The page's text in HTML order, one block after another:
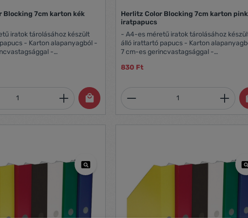
élénk színeit a
munkaterület
Blocking 7cm karton kék
iratok tárolásához készült
- Karton alapanyagból -
-
széria része
Adja meg a kívánt mennyiséget,
Herlitz Color Blocking 7cm karton pink
iratpapucs
- A4-es méretű iratok tárolásához
álló irattartó papucs - Karton
7 cm-es gerincvastagsággal -
Blocking széria része
830 Ft
Termékmennyiség: